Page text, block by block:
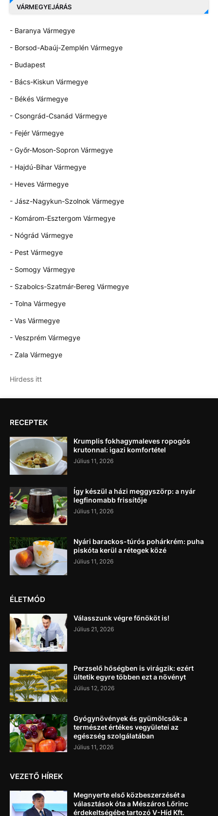
VÁRMEGYEJÁRÁS
- Baranya Vármegye
- Borsod-Abaúj-Zemplén Vármegye
- Budapest
- Bács-Kiskun Vármegye
- Békés Vármegye
- Csongrád-Csanád Vármegye
- Fejér Vármegye
- Győr-Moson-Sopron Vármegye
- Hajdú-Bihar Vármegye
- Heves Vármegye
- Jász-Nagykun-Szolnok Vármegye
- Komárom-Esztergom Vármegye
- Nógrád Vármegye
- Pest Vármegye
- Somogy Vármegye
- Szabolcs-Szatmár-Bereg Vármegye
- Tolna Vármegye
- Vas Vármegye
- Veszprém Vármegye
- Zala Vármegye
Hirdess itt
RECEPTEK
Krumplis fokhagymaleves ropogós
krutonnal: igazi komfortétel
Július 11, 2026
Így készül a házi meggyszörp: a nyár
legfinomabb frissítője
Július 11, 2026
Nyári barackos-túrós pohárkrém: puha
piskóta kerül a rétegek közé
Július 11, 2026
ÉLETMÓD
Válasszunk végre főnököt is!
Július 21, 2026
Perzselő hőségben is virágzik: ezért
ültetik egyre többen ezt a növényt
Július 12, 2026
Gyógynövények és gyümölcsök: a
természet értékes vegyületei az
egészség szolgálatában
Július 11, 2026
VEZETŐ HÍREK
Megnyerte első közbeszerzését a
választások óta a Mészáros Lőrinc
érdekeltségébe tartozó V-Híd Kft.